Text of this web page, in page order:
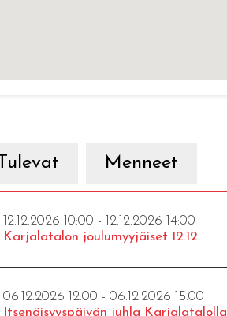
Tulevat Menneet
12.12.2026 10:00 - 12.12.2026 14:00
Karjalatalon joulumyyjäiset 12.12.
06.12.2026 12:00 - 06.12.2026 15:00
Itsenäisyyspäivän juhla Karjalatalolla